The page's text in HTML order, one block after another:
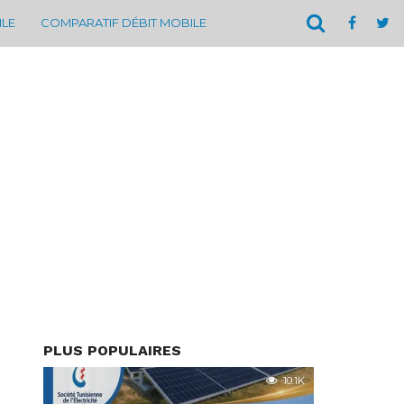
COMPARATIF DÉBIT MOBILE
PLUS POPULAIRES
10.1K